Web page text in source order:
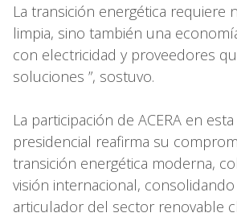
La transición energética requiere
limpia, sino también una
con electricidad y proveedores
soluciones ”, sostuvo.
La participación de ACERA en
presidencial reafirma su
transición energética moderna,
visión internacional,
articulador del sector renovable